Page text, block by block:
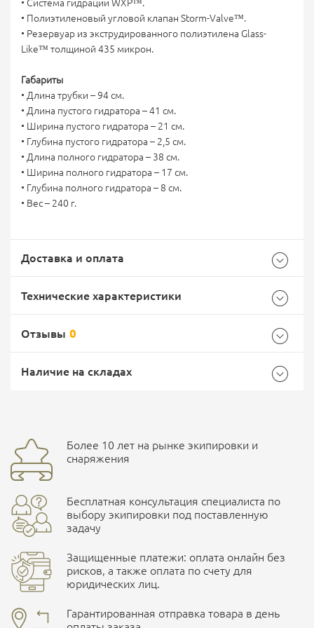
• Система гидрации WXP™.
• Полиэтиленовый угловой клапан Storm-Valve™.
• Резервуар из экструдированного полиэтилена Glass-
Like™ толщиной 435 микрон.
Габариты
• Длина трубки – 94 см.
• Длина пустого гидратора – 41 см.
• Ширина пустого гидратора – 21 см.
• Глубина пустого гидратора – 2,5 см.
• Длина полного гидратора – 38 см.
• Ширина полного гидратора – 17 см.
• Глубина полного гидратора – 8 см.
• Вес – 240 г.
Доставка и оплата
Доставка Почтой России
EMS Почта России
Доставка курьерской службой СДЭК -
Наличные при самовывозе
Технические характеристики
Бренд Source
Отзывы 0
Ваш отзыв
Наличие на складах
улица Маяковского, 10
ПОДРОБНЕЕ О СКЛАДЕ
Более 10 лет на рынке экипировки и
снаряжения
Бесплатная консультация специалиста по
выбору экипировки под поставленную
задачу
Защищенные платежи: оплата онлайн без
рисков, а также оплата по счету для
юридических лиц.
Гарантированная отправка товара в день